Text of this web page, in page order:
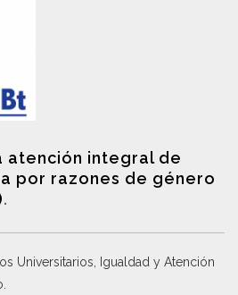
atención integral de
por razones de género
.
Universitarios, Igualdad y Atención